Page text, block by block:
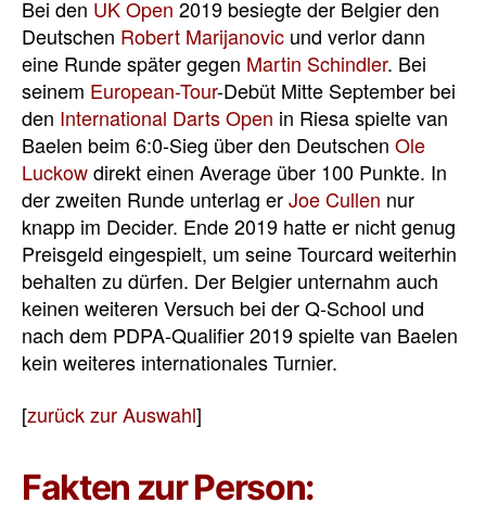
Bei den UK Open 2019 besiegte der Belgier den
Deutschen Robert Marijanovic und verlor dann
eine Runde später gegen Martin Schindler. Bei
seinem European-Tour-Debüt Mitte September bei
den International Darts Open in Riesa spielte van
Baelen beim 6:0-Sieg über den Deutschen Ole
Luckowdirekt einen Average über 100 Punkte. In
der zweiten Runde unterlag erJoe Cullen nur
knapp im Decider. Ende 2019 hatte er nicht genug
Preisgeld eingespielt, um seine Tourcard weiterhin
behalten zu dürfen. Der Belgier unternahm auch
keinen weiteren Versuch bei der Q-School und
nach dem PDPA-Qualifier 2019 spielte van Baelen
kein weiteres internationales Turnier.
[zurück zur Auswahl]
Fakten zur Person: